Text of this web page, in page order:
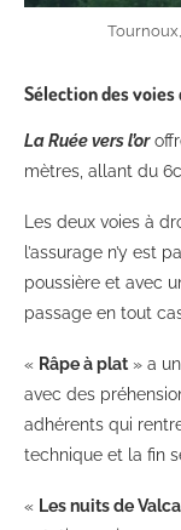
Sélection des voies
La Ruée vers l’or
mètres, allant du
Les deux voies à
l’assurage n’y est
poussière et avec
passage en tout
« Râpe à plat » a
avec des
adhérents qui
technique et la fin
« Les nuits de